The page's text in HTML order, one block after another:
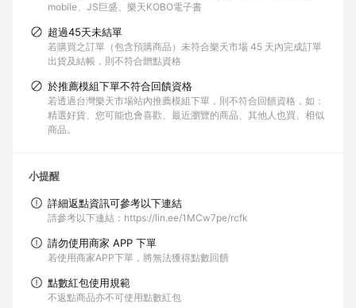
mobile、JS巨盛、樂天KOBO電子書
超過45天未結單
若購買之訂單（包含預購商品）未符合樂天市場 45 天內完成訂單
出貨及結帳，則不符合贈點資格
於推薦模組下單不符合回饋資格
若透過台灣樂天市場站內推薦模組下單，則不符合回饋資格，如：
精選好貨、您可能也會喜歡、最近瀏覽的商品、其他人也買、相似
商品。
小提醒
詳細返點資訊可參考以下連結
請參考以下連結：https://lin.ee/1MCw7pe/rcfk
請勿使用商家 APP 下單
若使用商家APP下單，將無法獲得點數回饋
點數紅包使用規範
不返點商品亦不可使用點數紅包